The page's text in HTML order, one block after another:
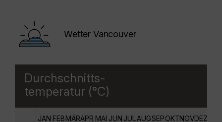
Wetter Vancouver
Durchschnitts-
temperatur (°C)
JAN FEBMÄRAPR MAI JUN JUL AUGSEPOKTNOVDEZ